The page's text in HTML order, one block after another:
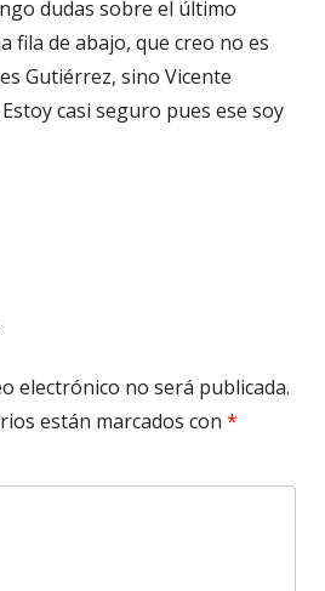
dudas sobre el último
fila de abajo, que creo no es
Gutiérrez, sino Vicente
casi seguro pues ese soy
electrónico no será publicada.
están marcados con *